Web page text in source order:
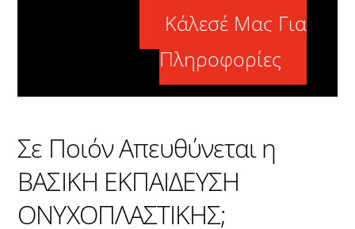
Κάλεσέ Μας Για
Πληροφορίες
Σε Ποιόν Απευθύνεται η
ΒΑΣΙΚΗ ΕΚΠΑΙΔΕΥΣΗ
ΟΝΥΧΟΠΛΑΣΤΙΚΗΣ;